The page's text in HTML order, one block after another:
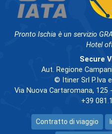
Pronto Ischia è un servizio
Hotel
Secure
Aut. Regione
© Itiner Srl P.Iva
Via Nuova Cartaromana, 125
+39
Contratto di viaggio